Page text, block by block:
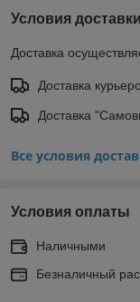
Условия доставки
Доставка
Доставка
Доставка
Все условия
Условия оплаты
Наличными
Безналичный